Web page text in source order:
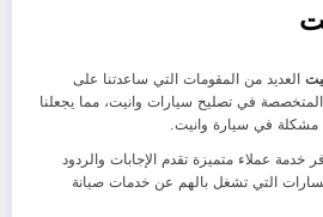
العديد من المقومات التي ساعدتنا على
في تصليح سيارات وانيت، مما يجعلنا
مشكلة في سيارة وانيت.
خدمة عملاء متميزة تقدم الإجابات والردود
التي تشغل بالهم عن خدمات صيانة